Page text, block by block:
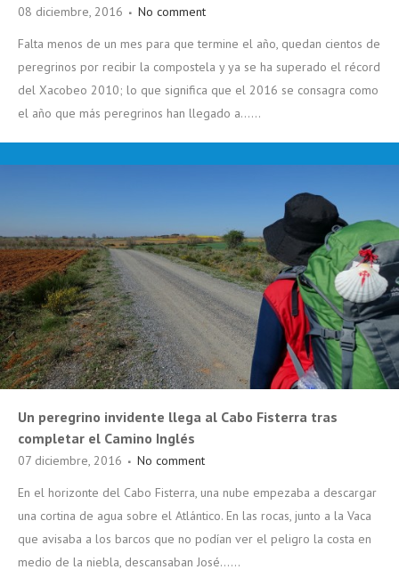
08 diciembre, 2016
No comment
Falta menos de un mes para que termine el año, quedan cientos de
peregrinos por recibir la compostela y ya se ha superado el récord
del Xacobeo 2010; lo que significa que el 2016 se consagra como
el año que más peregrinos han llegado a......
Un peregrino invidente llega al Cabo Fisterra tras
completar el Camino Inglés
07 diciembre, 2016
No comment
En el horizonte del Cabo Fisterra, una nube empezaba a descargar
una cortina de agua sobre el Atlántico. En las rocas, junto a la Vaca
que avisaba a los barcos que no podían ver el peligro la costa en
medio de la niebla, descansaban José......